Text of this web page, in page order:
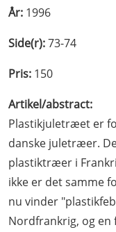
År: 1996
Side(r):73-74
Pris: 150
Artikel/abstract:
Plastikjuletræet er
danske juletræer.
plastiktræer i
ikke er det samme
nu vinder
Nordfrankrig, og en